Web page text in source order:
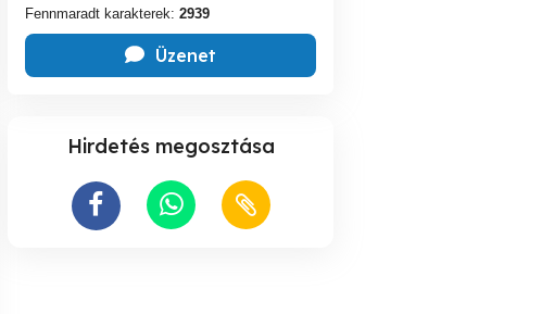
Fennmaradt karakterek: 2939
Üzenet
Hirdetés megosztása